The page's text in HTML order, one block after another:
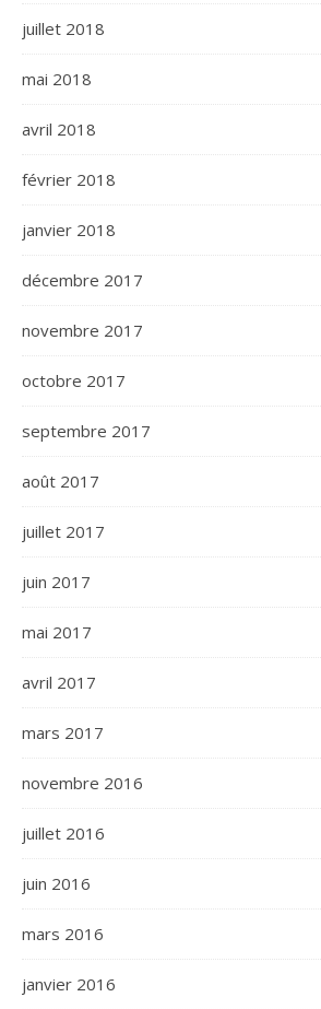
juillet 2018
mai 2018
avril 2018
février 2018
janvier 2018
décembre 2017
novembre 2017
octobre 2017
septembre 2017
août 2017
juillet 2017
juin 2017
mai 2017
avril 2017
mars 2017
novembre 2016
juillet 2016
juin 2016
mars 2016
janvier 2016